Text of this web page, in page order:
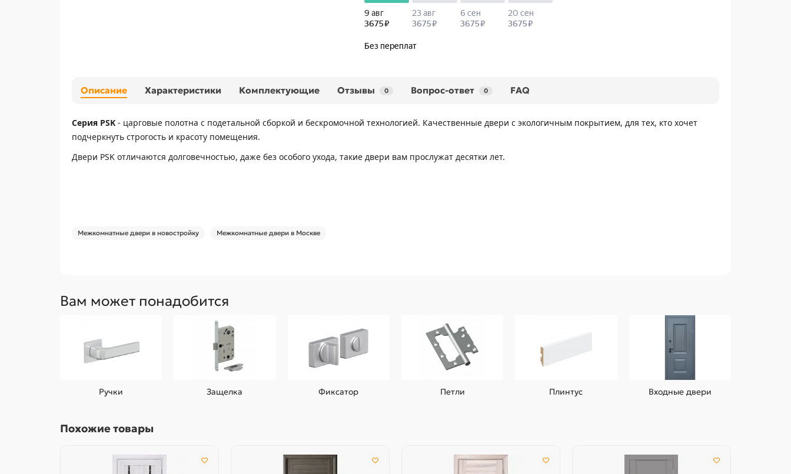
Описание Характеристики Комплектующие Отзывы 0 Вопрос-ответ 0 FAQ
Серия PSK - царговые полотна с подетальной сборкой и бескромочной технологией. Качественные двери с экологичным покрытием, для тех, кто хочет
подчеркнуть строгость и красоту помещения.
Двери PSK отличаются долговечностью, даже без особого ухода, такие двери вам прослужат десятки лет.
Межкомнатные двери в новостройку Межкомнатные двери в Москве
Вам может понадобится
Ручки Защелка Фиксатор Петли Плинтус Входные двери
Похожие товары